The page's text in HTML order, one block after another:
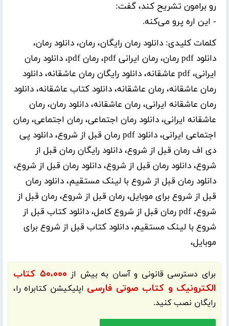
رو برامون تشریح کند، گفت:
- این اره پرو می‌کنه.
کلمات کلیدی: دانلود رمان رایگان، رمان، دانلود رمان،
دانلود pdf رمان، رمان ایرانی pdf، رمان pdf، دانلود رمان
ایرانی، pdf عاشقانه، دانلود رایگان رمان عاشقانه، دانلود
رمان عاشقانه، رمان عاشقانه، دانلود کتاب عاشقانه، دانلود
رمان عاشقانه ایرانی، رمان عاشقانه، دانلود رمان، رمان
عاشقانه ایرانی، دانلود رمان اجتماعی، رمان اجتماعی، رمان
اجتماعی ایرانی، دانلود pdf رمان قبل از شروع، دانلود پی
دی اف رمان قبل از شروع، دانلود رایگان رمان قبل از
شروع، دانلود رمان قبل از شروع، دانلود رمان قبل از شروع،
دانلود رمان قبل از شروع با لینک مستقیم، دانلود رمان
قبل از شروع برای موبایل، رمان قبل از شروع، رمان قبل از
شروع، pdf رمان قبل از شروع کامل، دانلود کتاب قبل از
شروع با لینک مستقیم، دانلود کتاب قبل از شروع برای
موبایل،
برای دسترسی قانونی و آسان به بیش از
۵۰،۰۰۰ کتاب
الکترونیک و کتاب صوتی فارسی اپلیکیشنکتابراهرا،
رایگان نصب کنید.